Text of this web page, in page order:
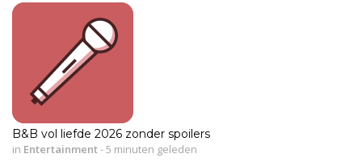
B&B vol liefde 2026 zonder spoilers
in Entertainment-5 minuten geleden